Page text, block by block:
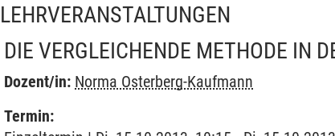
LEHRVERANSTALTUNGEN
DIE VERGLEICHENDE METHODE IN
Dozent/in: Norma Osterberg-Kaufmann
Termin: